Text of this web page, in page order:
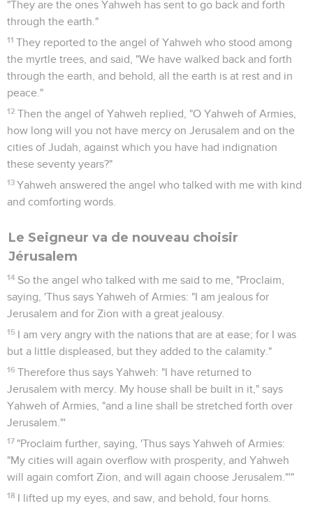
"They are the ones Yahweh has sent to go back and forth
through the earth."
11 They reported to the angel of Yahweh who stood among
the myrtle trees, and said, "We have walked back and forth
through the earth, and behold, all the earth is at rest and in
peace."
12 Then the angel of Yahweh replied, "O Yahweh of Armies,
how long will you not have mercy on Jerusalem and on the
cities of Judah, against which you have had indignation
these seventy years?"
13 Yahweh answered the angel who talked with me with kind
and comforting words.
Le Seigneur va de nouveau choisir
Jérusalem
14 So the angel who talked with me said to me, "Proclaim,
saying, 'Thus says Yahweh of Armies: "I am jealous for
Jerusalem and for Zion with a great jealousy.
15 I am very angry with the nations that are at ease; for I was
but a little displeased, but they added to the calamity."
16 Therefore thus says Yahweh: "I have returned to
Jerusalem with mercy. My house shall be built in it," says
Yahweh of Armies, "and a line shall be stretched forth over
Jerusalem."'
17 "Proclaim further, saying, 'Thus says Yahweh of Armies:
"My cities will again overflow with prosperity, and Yahweh
will again comfort Zion, and will again choose Jerusalem."'"
18 I lifted up my eyes, and saw, and behold, four horns.